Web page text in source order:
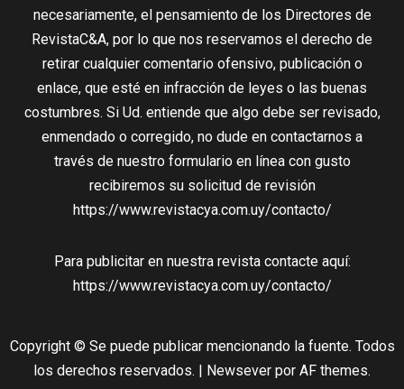
necesariamente, el pensamiento de los Directores de
RevistaC&A, por lo que nos reservamos el derecho de
retirar cualquier comentario ofensivo, publicación o
enlace, que esté en infracción de leyes o las buenas
costumbres. Si Ud. entiende que algo debe ser revisado,
enmendado o corregido, no dude en contactarnos a
través de nuestro formulario en línea con gusto
recibiremos su solicitud de revisión
https://www.revistacya.com.uy/contacto/
Para publicitar en nuestra revista contacte aquí:
https://www.revistacya.com.uy/contacto/
Copyright © Se puede publicar mencionando la fuente. Todos
los derechos reservados. | Newsever por AF themes.